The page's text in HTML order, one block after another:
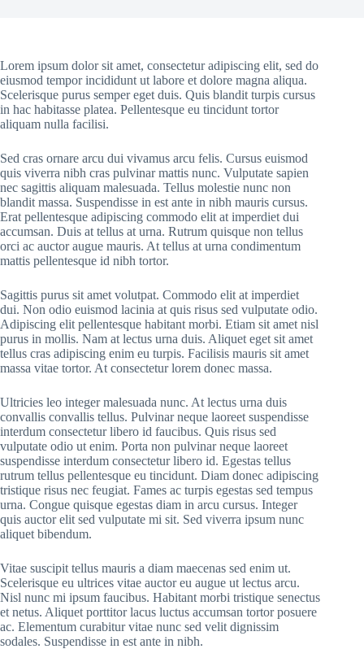
Lorem ipsum dolor sit amet, consectetur adipiscing elit, sed do
eiusmod tempor incididunt ut labore et dolore magna aliqua.
Scelerisque purus semper eget duis. Quis blandit turpis cursus
in hac habitasse platea. Pellentesque eu tincidunt tortor
aliquam nulla facilisi.
Sed cras ornare arcu dui vivamus arcu felis. Cursus euismod
quis viverra nibh cras pulvinar mattis nunc. Vulputate sapien
nec sagittis aliquam malesuada. Tellus molestie nunc non
blandit massa. Suspendisse in est ante in nibh mauris cursus.
Erat pellentesque adipiscing commodo elit at imperdiet dui
accumsan. Duis at tellus at urna. Rutrum quisque non tellus
orci ac auctor augue mauris. At tellus at urna condimentum
mattis pellentesque id nibh tortor.
Sagittis purus sit amet volutpat. Commodo elit at imperdiet
dui. Non odio euismod lacinia at quis risus sed vulputate odio.
Adipiscing elit pellentesque habitant morbi. Etiam sit amet nisl
purus in mollis. Nam at lectus urna duis. Aliquet eget sit amet
tellus cras adipiscing enim eu turpis. Facilisis mauris sit amet
massa vitae tortor. At consectetur lorem donec massa.
Ultricies leo integer malesuada nunc. At lectus urna duis
convallis convallis tellus. Pulvinar neque laoreet suspendisse
interdum consectetur libero id faucibus. Quis risus sed
vulputate odio ut enim. Porta non pulvinar neque laoreet
suspendisse interdum consectetur libero id. Egestas tellus
rutrum tellus pellentesque eu tincidunt. Diam donec adipiscing
tristique risus nec feugiat. Fames ac turpis egestas sed tempus
urna. Congue quisque egestas diam in arcu cursus. Integer
quis auctor elit sed vulputate mi sit. Sed viverra ipsum nunc
aliquet bibendum.
Vitae suscipit tellus mauris a diam maecenas sed enim ut.
Scelerisque eu ultrices vitae auctor eu augue ut lectus arcu.
Nisl nunc mi ipsum faucibus. Habitant morbi tristique senectus
et netus. Aliquet porttitor lacus luctus accumsan tortor posuere
ac. Elementum curabitur vitae nunc sed velit dignissim
sodales. Suspendisse in est ante in nibh.